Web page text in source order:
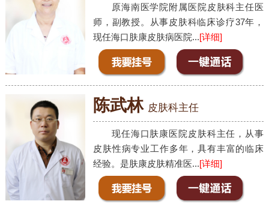
原海南医学院附属医院皮肤科主任医
师，副教授。从事皮肤科临床诊疗37年，
现任海口肤康皮肤病医院...[详细]
陈武林 皮肤科主任
现任海口肤康医院皮肤科主任，从事
皮肤性病专业工作多年，具有丰富的临床
经验。是肤康皮肤精准医...[详细]